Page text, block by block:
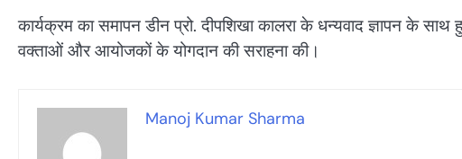
कार्यक्रम का समापन डीन प्रो. दीपशिखा कालरा के धन्यवाद ज्ञापन के साथ
वक्ताओं और आयोजकों के योगदान की सराहना की।
Manoj Kumar Sharma